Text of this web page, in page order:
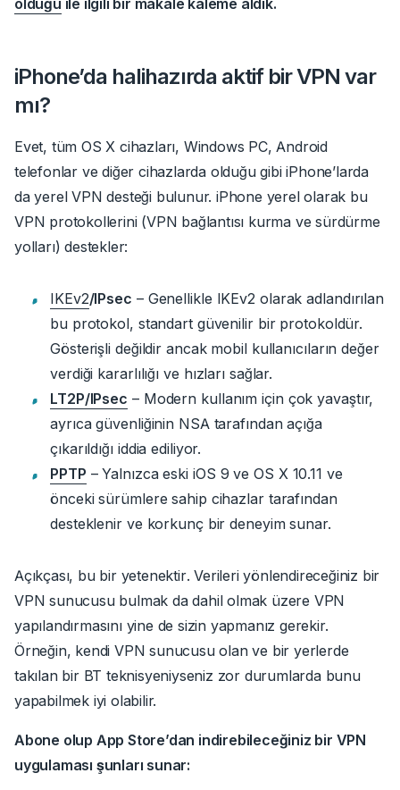
iPhone’da halihazırda aktif bir VPN var
mı?
Evet, tüm OS X cihazları, Windows PC, Android
telefonlar ve diğer cihazlarda olduğu gibi iPhone’larda
da yerel VPN desteği bulunur.iPhone yerel olarak bu
VPN protokollerini (VPN bağlantısı kurma ve sürdürme
yolları) destekler:
IKEv2/IPsec – Genellikle IKEv2 olarak adlandırılan
bu protokol, standart güvenilir bir protokoldür.
Gösterişli değildir ancak mobil kullanıcıların değer
verdiği kararlılığı ve hızları sağlar.
LT2P/IPsec – Modern kullanım için çok yavaştır,
ayrıca güvenliğinin NSA tarafından açığa
çıkarıldığı iddia ediliyor.
PPTP – Yalnızca eski iOS 9 ve OS X 10.11 ve
önceki sürümlere sahip cihazlar tarafından
desteklenir ve korkunç bir deneyim sunar.
Açıkçası, bu bir yetenektir. Verileri yönlendireceğiniz bir
VPN sunucusu bulmak da dahil olmak üzere VPN
yapılandırmasını yine de sizin yapmanız gerekir.
Örneğin, kendi VPN sunucusu olan ve bir yerlerde
takılan bir BT teknisyeniyseniz zor durumlarda bunu
yapabilmek iyi olabilir.
Abone olup App Store’dan indirebileceğiniz bir VPN
uygulaması şunları sunar: